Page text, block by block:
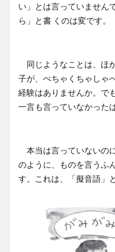
い」とは言っていません
ら」と書 くのは変です。
同じようなことは、ほ
子が、ぺちゃくちゃしゃ
経験はありませんか。で
一言も言っていなかった
本当は言っていないの
のように、ものを言うふ
す。これは、「擬音語」